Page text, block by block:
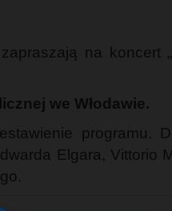
na koncert
we Włodawie.
programu.
Elgara, Vittorio